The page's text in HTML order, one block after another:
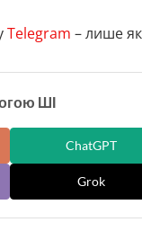
Telegram – лише
ШІ
ChatGPT
Grok